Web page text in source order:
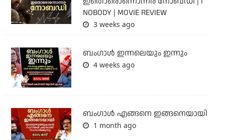
NOBODY | MOVIE REVIEW
3 weeks ago
ബംഗാള്‍ ഇന്നലെയും ഇന്നും
4 weeks ago
ബം​ഗാൾ എങ്ങനെ ഇങ്ങനെയായി
1 month ago